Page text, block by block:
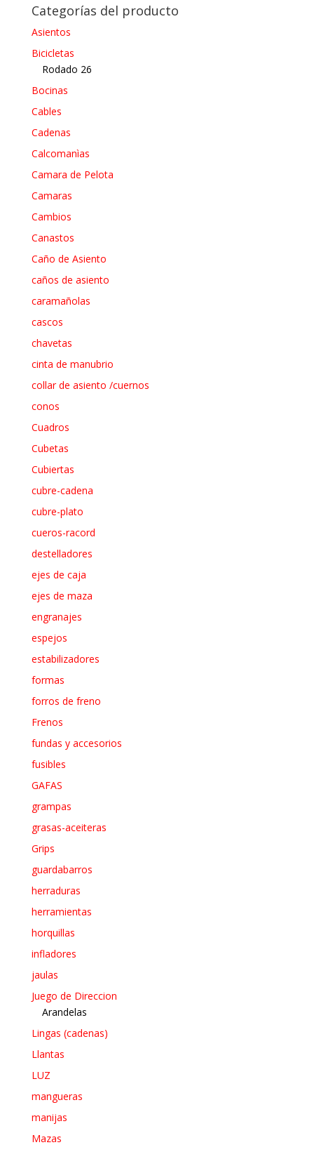
Categorías del producto
Asientos
Bicicletas
Rodado 26
Bocinas
Cables
Cadenas
Calcomanìas
Camara de Pelota
Camaras
Cambios
Canastos
Caño de Asiento
caños de asiento
caramañolas
cascos
chavetas
cinta de manubrio
collar de asiento /cuernos
conos
Cuadros
Cubetas
Cubiertas
cubre-cadena
cubre-plato
cueros-racord
destelladores
ejes de caja
ejes de maza
engranajes
espejos
estabilizadores
formas
forros de freno
Frenos
fundas y accesorios
fusibles
GAFAS
grampas
grasas-aceiteras
Grips
guardabarros
herraduras
herramientas
horquillas
infladores
jaulas
Juego de Direccion
Arandelas
Lingas (cadenas)
Llantas
LUZ
mangueras
manijas
Mazas